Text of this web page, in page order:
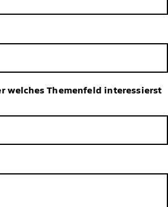
welches Themenfeld interessierst